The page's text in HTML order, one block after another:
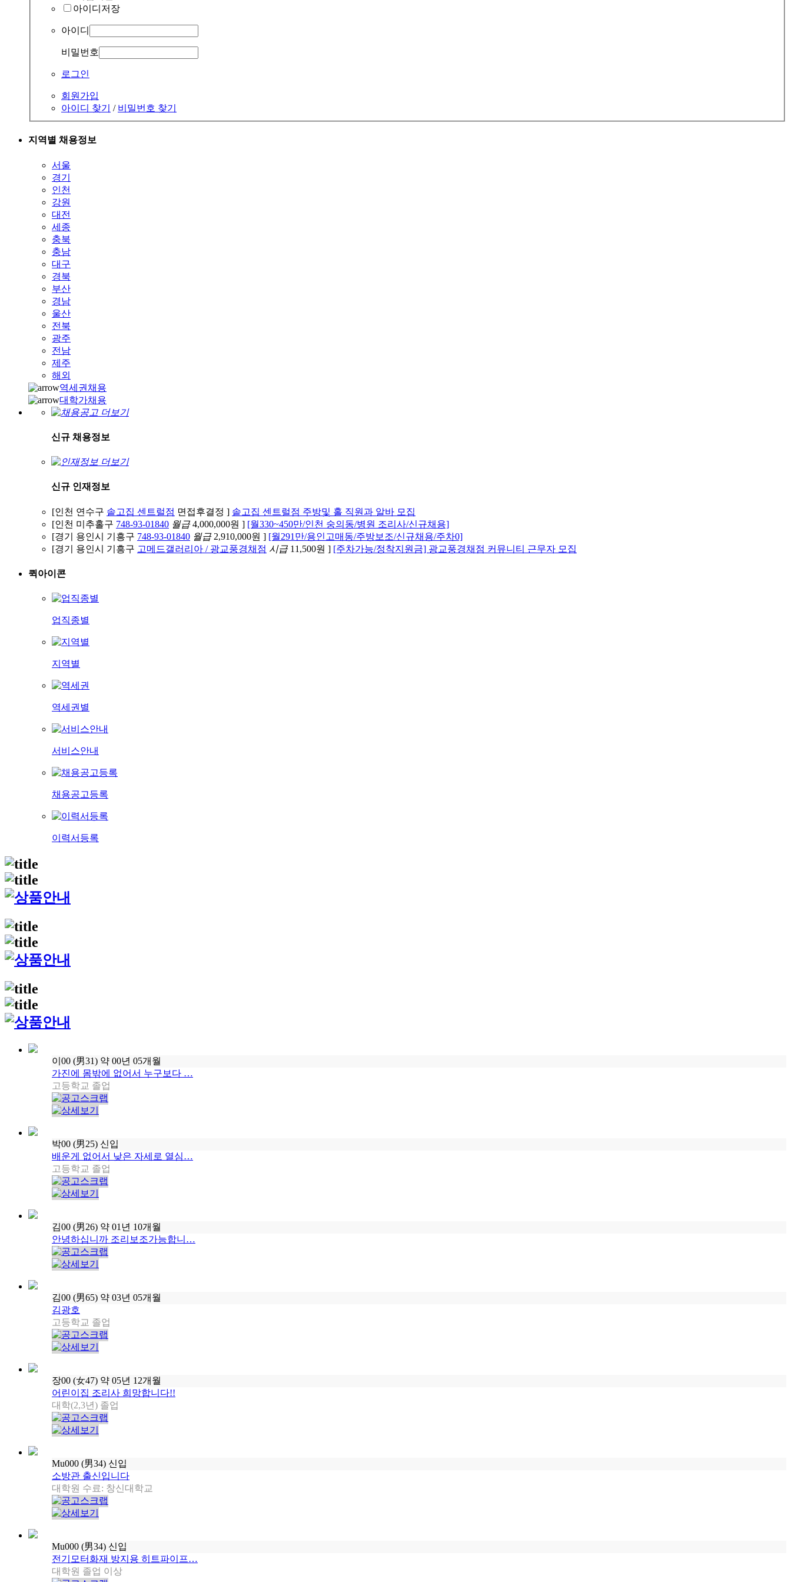
아이디저장
아이디
비밀번호
로그인
회원가입
아이디 찾기
/ 비밀번호 찾기
지역별 채용정보
서울
경기
인천
강원
대전
세종
충북
충남
대구
경북
부산
경남
울산
전북
광주
전남
제주
해외
역세권채용
대학가채용
신규 채용정보
신규 인재정보
[인천 연수구 솥고집 센트럴점 면접후결정 ] 솥고집 센트럴점 주방및 홀 직원과 알바 모집
[인천 미추홀구 748-93-01840 월급4,000,000원 ] [월330~450만/인천 숭의동/병원 조리사/신규채용]
[경기 용인시 기흥구 748-93-01840 월급2,910,000원 ] [월291만/용인고매동/주방보조/신규채용/주차0]
[경기 용인시 기흥구 고메드갤러리아 / 광교풍경채점 시급11,500원 ] [주차가능/정착지원금] 광교풍경채점 커뮤니티 근무자 모집
퀵아이콘
업직종별
지역별
역세권별
서비스안내
채용공고등록
이력서등록
이00 (男31) 약 00년 05개월
가진에 몸밖에 없어서 누구보다 …
고등학교 졸업
박00 (男25) 신입
배운게 없어서 낮은 자세로 열심…
고등학교 졸업
김00 (男26) 약 01년 10개월
안녕하십니까 조리보조가능합니…
김00 (男65) 약 03년 05개월
김광호
고등학교 졸업
장00 (女47) 약 05년 12개월
어린이집 조리사 희망합니다!!
대학(2,3년) 졸업
Mu000 (男34) 신입
소방관 출신입니다
대학원 수료: 창신대학교
Mu000 (男34) 신입
전기모터화재 방지용 히트파이프…
대학원 졸업 이상